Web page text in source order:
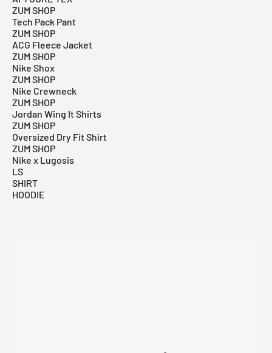
ZUM SHOP
Tech Pack Pant
ZUM SHOP
ACG Fleece Jacket
ZUM SHOP
Nike Shox
ZUM SHOP
Nike Crewneck
ZUM SHOP
Jordan Wing It Shirts
ZUM SHOP
Oversized Dry Fit Shirt
ZUM SHOP
Nike x Lugosis
LS
SHIRT
HOODIE